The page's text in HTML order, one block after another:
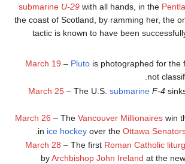
submarine U-29 with all hands, in the
the coast of Scotland, by ramming her, the
tactic is known to have been
March 19 – Plutois photographed for the
not
March 25– The U.S. submarine F-4
March 26 – The Vancouver Millionaireswin
in ice hockeyover the Ottawa
March 28 – The first Roman Catholic
byArchbishop John Ireland at the